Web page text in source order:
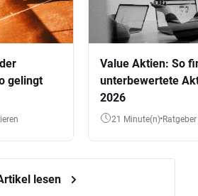
gelingt
Value Aktien: So
unterbewertete
2026
21 Minute(n) Ratgeber
lesen